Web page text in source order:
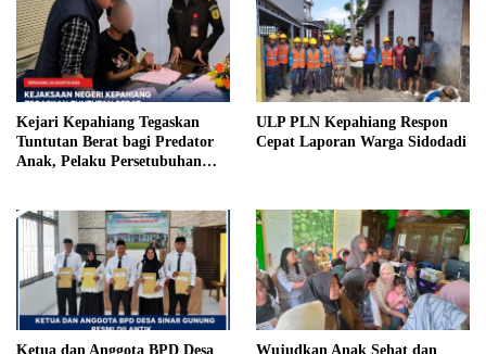
Kejari Kepahiang Tegaskan
Tuntutan Berat bagi Predator
Anak, Pelaku Persetubuhan
Penjara
ULP PLN Kepahiang Respon
Cepat Laporan Warga Sidodadi
Ketua dan Anggota BPD Desa
Wujudkan Anak Sehat dan